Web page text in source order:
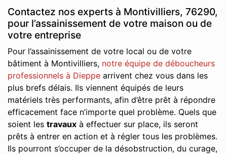
Contactez nos experts à Montivilliers, 76290,
pour l’assainissement de votre maison ou de
votre entreprise
Pour l’assainissement de votre local ou de votre
bâtiment à Montivilliers, notre équipe de déboucheurs
professionnels à Dieppe arrivent chez vous dans les
plus brefs délais. Ils viennent équipés de leurs
matériels très performants, afin d’être prêt à répondre
efficacement face n’importe quel problème. Quels que
soient les travaux à effectuer sur place, ils seront
prêts à entrer en action et à régler tous les problèmes.
Ils pourront s’occuper de la désobstruction, du curage,